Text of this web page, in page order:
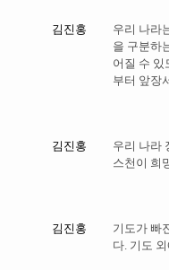
김진홍
우리 나라
을 구분하
어질 수 있
부터 앞장
김진홍
우리 나라
스천이 희
김진홍
기도가 빠
다. 기도